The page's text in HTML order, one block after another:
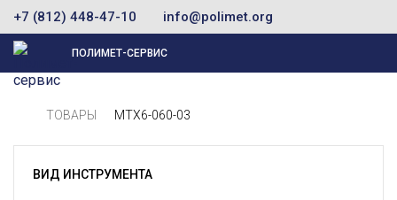
+7 (812) 448-47-10 info@polimet.org
ПОЛИМЕТ-СЕРВИС
ТОВАРЫ MTX6-060-03
ВИД ИНСТРУМЕНТА